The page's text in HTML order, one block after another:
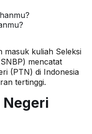
kuliah Seleksi
mencatat
(PTN) di Indonesia
tertinggi.